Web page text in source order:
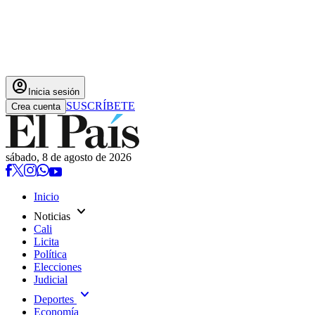
account_circle Inicia sesión
Crea cuenta SUSCRÍBETE
sábado, 8 de agosto de 2026
Inicio
Noticias expand_more
Cali
Licita
Política
Elecciones
Judicial
Deportes expand_more
Economía